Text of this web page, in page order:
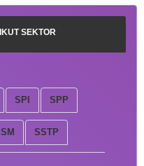
SEKTOR
SPI SPP
SSTP